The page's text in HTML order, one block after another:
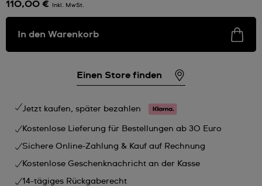
110,00 € Inkl. MwSt.
In den Warenkorb
Einen Store finden
Jetzt kaufen, später bezahlen
Kostenlose Lieferung für Bestellungen ab 30 Euro
Sichere Online-Zahlung & Kauf auf Rechnung
Kostenlose Geschenknachricht an der Kasse
14-tägiges Rückgaberecht